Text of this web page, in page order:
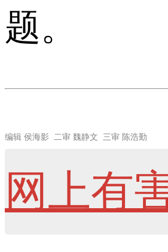
题。
编辑 侯海影 二审 魏静文 三审 陈浩勤
网上有